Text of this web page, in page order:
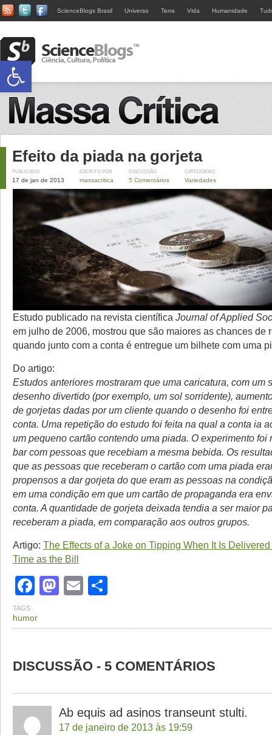
ScienceBlogs Brasil Universo Terra Vida Humanidade
Efeito da piada na gorjeta
PUBLICADO
17 de jan de 2013
ESCRITO POR
massacritica
DISCUSSÃO
5 Comentários
CATEGORIAS
Variedades
Estudo publicado na revista científica Journal of Applied
em julho de 2006, mostrou que são maiores as chances de
quando junto com a conta é entregue um bilhete com uma
Do artigo:
Estudos anteriores mostraram que uma caricatura, com um
desenho divertido (por exemplo, um sol sorridente),
de gorjetas dadas por um cliente quando o desenho foi
conta. Uma repetição do estudo foi feita na qual a conta ia
um pequeno cartão contendo uma piada. O experimento foi
bar com pessoas que recebiam a mesma bebida. Os
que as pessoas que receberam o cartão com uma piada
propensos a dar gorjeta do que eram as pessoas na
em uma condição em que um cartão de propaganda era
conta. A quantidade de gorjeta deixada tendia a ser maior
receberam a piada, em comparação aos outros grupos.
Artigo: The Effects of a Joke on Tipping When It Is
Time as the Bill
Facebook
Mastodon
Email
TAGS
humor
DISCUSSÃO - 5 COMENTÁRIOS
Ab equis ad asinos transeunt stulti.
17 de janeiro de 2013 às 19:59
Abrir a barra de ferramentas